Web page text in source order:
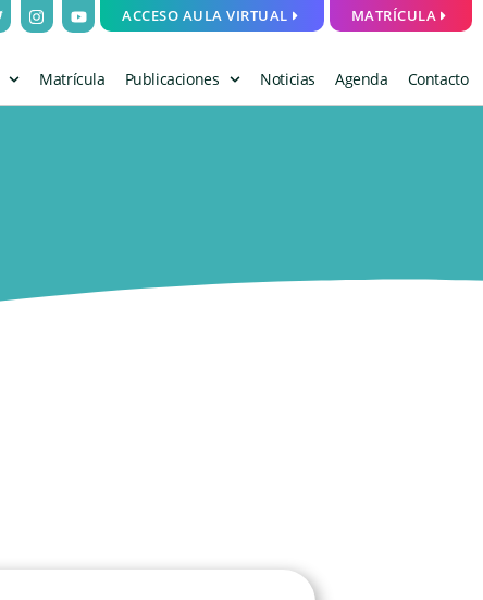
ACCESO AULA VIRTUAL MATRÍCULA
Matrícula Publicaciones Noticias Agenda Contacto